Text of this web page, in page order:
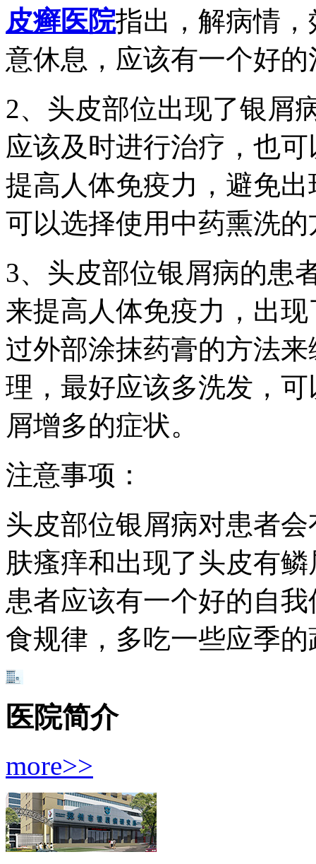
皮癣医院指出，解病情
意休息，应该有一个好
2、头皮部位出现了银屑
应该及时进行治疗，也
提高人体免疫力，避免
可以选择使用中药熏洗
3、头皮部位银屑病的患
来提高人体免疫力，出
过外部涂抹药膏的方法
理，最好应该多洗发，
屑增多的症状。
注意事项：
头皮部位银屑病对患者
肤瘙痒和出现了头皮有
患者应该有一个好的自
食规律，多吃一些应季
医院简介
more>>